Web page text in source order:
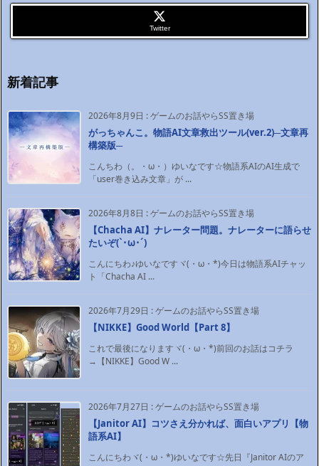
Twitter
新着記事
2026年8月9日 :ゲームのお話やらSS置き場
がっちゃんこ。物語AI文章救出ツール(ver.2)─文章再
構築版─
こんちわ（。・ω・）ゆいなです☆物語系AIのAI生成で
「user巻き込み文章」が ...
2026年8月8日 :ゲームのお話やらSS置き場
【Chacha AI】ナレーター問題。ナレーターに語らせ
たいぞ(`･ω･´)ゞ
こんにちわ♪ゆいなですヾ(・ω・*)今日は物語系AIチャッ
ト「Chacha AI ...
2026年7月29日 :ゲームのお話やらSS置き場
【NIKKE】Good World【Part 8】
これで最後になりますヾ(・ω・*)前回のお話はコチラ
→【NIKKE】Good W ...
2026年7月27日 :ゲームのお話やらSS置き場
【Janitor AI】コツさえ分かれば、面白いアプリ【物
語系AI】
こんにちわヾ(・ω・*)ゆいなです☆先日『Janitor AIのア